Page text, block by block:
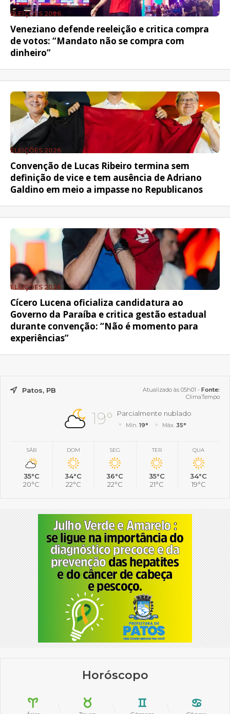
ELEIÇÕES 2026
Veneziano defende reeleição e critica compra
de votos: “Mandato não se compra com
dinheiro”
ELEIÇÕES 2026
Convenção de Lucas Ribeiro termina sem
definição de vice e tem ausência de Adriano
Galdino em meio a impasse no Republicanos
ELEIÇÕES 2026
Cícero Lucena oficializa candidatura ao
Governo da Paraíba e critica gestão estadual
durante convenção: “Não é momento para
experiências”
Patos, PB Atualizado às 05h01 - Fonte:
ClimaTempo
19° Parcialmente nublado
Mín.19° Máx. 35°
SÁB
35°C
20°C
DOM
34°C
22°C
SEG
36°C
22°C
TER
35°C
21°C
QUA
34°C
19°C
Horóscopo